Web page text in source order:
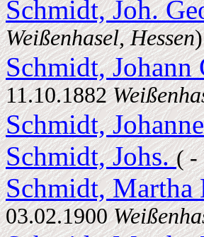
Schmidt, Joh.
Weißenhasel, Hessen)
Schmidt, Johann
11.10.1882
Schmidt,
Schmidt, Johs.( -
Schmidt, Martha
03.02.1900